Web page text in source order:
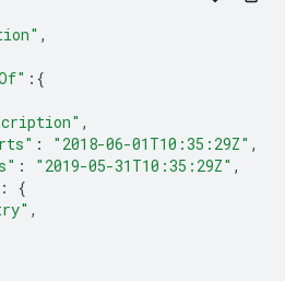
,
:{
,
: "2018-06-01T10:35:29Z" ,
: "2019-05-31T10:35:29Z" ,
:
{
,